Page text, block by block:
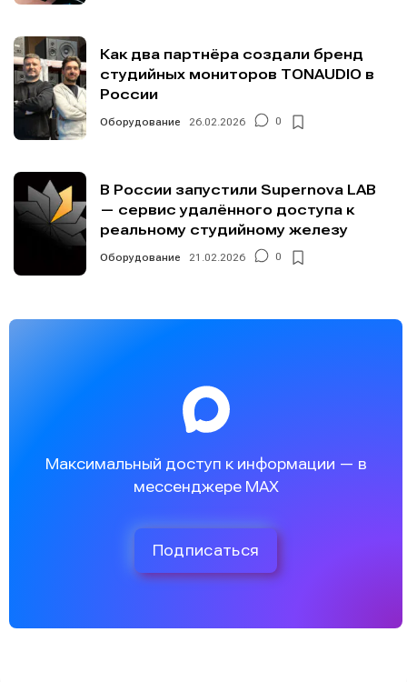
Как два партнёра создали бренд
студийных мониторов TONAUDIO в
России
Оборудование 26.02.2026 0
В России запустили Supernova LAB
— сервис удалённого доступа к
реальному студийному железу
Оборудование 21.02.2026 0
Максимальный доступ к информации — в
мессенджере MAX
Подписаться